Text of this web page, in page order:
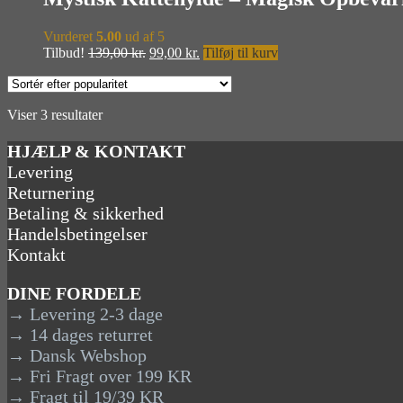
Vurderet 5.00 ud af 5
Tilbud! 139,00kr. Den
99,00 kr. Den
Tilføj til kurv
Viser 3 resultaterSorteret
popularitet
HJÆLP & KONTAKT
Levering
Returnering
Betaling & sikkerhed
Handelsbetingelser
Kontakt
DINE FORDELE
→ Levering 2-3 dage
→ 14 dages returret
→ Dansk Webshop
→ Fri Fragt over 199 KR
→ Fragt til 19/39 KR